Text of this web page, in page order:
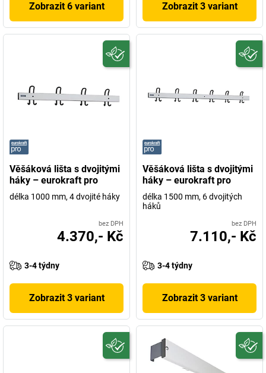
Zobrazit 6 variant Zobrazit 3 variant
Věšáková lišta s dvojitými
háky – eurokraft pro
délka 1000 mm, 4 dvojité háky
bez DPH
4.370,- Kč
3-4 týdny
Zobrazit 3 variant
Věšáková lišta s dvojitými
háky – eurokraft pro
délka 1500 mm, 6 dvojitých
háků
bez DPH
7.110,- Kč
3-4 týdny
Zobrazit 3 variant